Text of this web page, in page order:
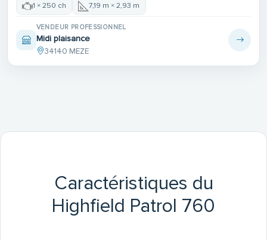
1 × 250 ch 7,19 m × 2,93 m
VENDEUR PROFESSIONNEL
Midi plaisance
34140 MEZE
Caractéristiques du
Highfield Patrol 760